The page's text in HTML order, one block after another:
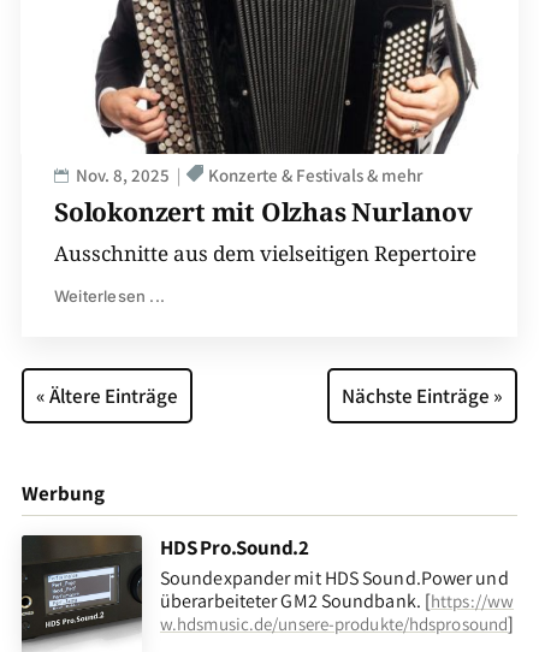
Solokonzert mit Olzhas Nurlanov
Nov. 8, 2025 Konzerte & Festivals & mehr
Ausschnitte aus dem vielseitigen Repertoire
Weiterlesen ...
« Ältere Einträge Nächste Einträge »
Werbung
HDS Pro.Sound.2
Soundexpander mit HDS Sound.Power und
überarbeiteter GM2 Soundbank. [https://ww
w.hdsmusic.de/unsere-produkte/hdsprosound]